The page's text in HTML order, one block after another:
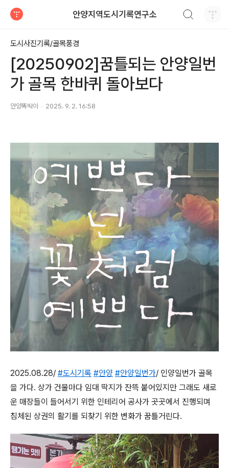
안양지역도시기록연구소
도시사진기록/골목풍경
[20250902]꿈틀되는 안양일번
가 골목 한바퀴 돌아보다
안양똑딱이 2025. 9. 2. 16:58
2025.08.28/ #도시기록 #안양 #안양일번가/ 인양일번가 골목
을 가다. 상가 건물마다 임대 딱지가 잔뜩 붙어있지만 그래도 새로
운 매장들이 들어서기 위한 인테리어 공사가 곳곳에서 진행되며
침체된 상권의 활기를 되찾기 위한 변화가 꿈틀거린다.